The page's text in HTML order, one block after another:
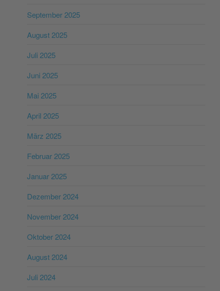
September 2025
August 2025
Juli 2025
Juni 2025
Mai 2025
April 2025
März 2025
Februar 2025
Januar 2025
Dezember 2024
November 2024
Oktober 2024
August 2024
Juli 2024